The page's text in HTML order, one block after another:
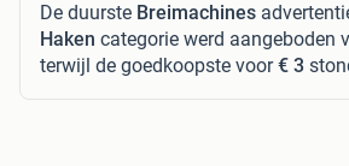
De duurste Breimachines
Haken categorie werd aangeboden
terwijl de goedkoopste voor€ 3